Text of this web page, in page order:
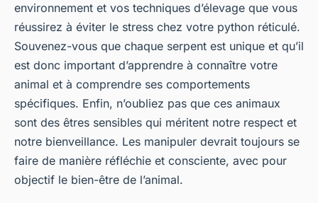
environnement et vos techniques d’élevage que vous
réussirez à éviter le stress chez votre python réticulé.
Souvenez-vous que chaque serpent est unique et qu’il
est donc important d’apprendre à connaître votre
animal et à comprendre ses comportements
spécifiques. Enfin, n’oubliez pas que ces animaux
sont des êtres sensibles qui méritent notre respect et
notre bienveillance. Les manipuler devrait toujours se
faire de manière réfléchie et consciente, avec pour
objectif le bien-être de l’animal.